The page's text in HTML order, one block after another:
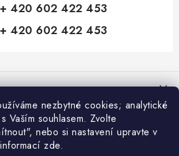
nezbytné cookies; analytické
Vaším souhlasem. Zvolte
nebo si nastavení upravte v
zde.
+ 420 602 422 453
+ 420 602 422 453
0KS /0 KČ
Vyhledávání